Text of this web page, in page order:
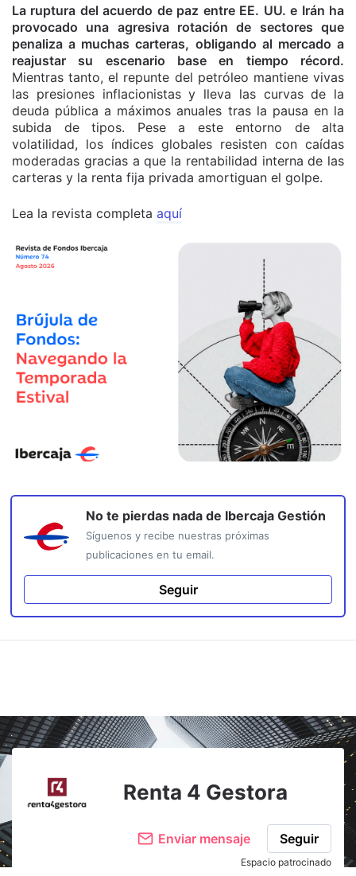
La ruptura del acuerdo de paz entre EE. UU. e Irán ha
provocado una agresiva rotación de sectores que
penaliza a muchas carteras, obligando al mercado a
reajustar su escenario base en tiempo récord.
Mientras tanto, el repunte del petróleo mantiene vivas
las presiones inflacionistas y lleva las curvas de la
deuda pública a máximos anuales tras la pausa en la
subida de tipos. Pese a este entorno de alta
volatilidad, los índices globales resisten con caídas
moderadas gracias a que la rentabilidad interna de las
carteras y la renta fija privada amortiguan el golpe.
Lea la revista completa aquí
No te pierdas nada de Ibercaja Gestión
Síguenos y recibe nuestras próximas
publicaciones en tu email.
Seguir
Renta 4 Gestora
Enviar mensaje Seguir
Espacio patrocinado